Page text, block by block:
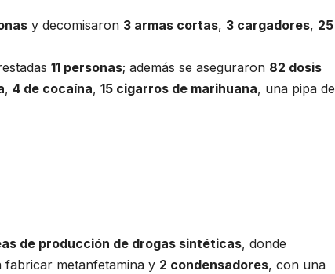
y decomisaron 3 armas cortas, 3 cargadores, 25
11 personas; además se aseguraron 82 dosis
, 4 de cocaína, 15 cigarros de marihuana, una pipa de
de producción de drogas sintéticas, donde
fabricar metanfetamina y 2 condensadores, con una